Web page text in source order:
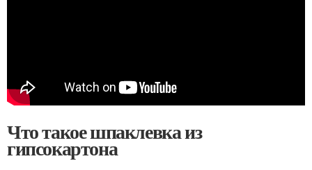
Что такое шпаклевка из
гипсокартона